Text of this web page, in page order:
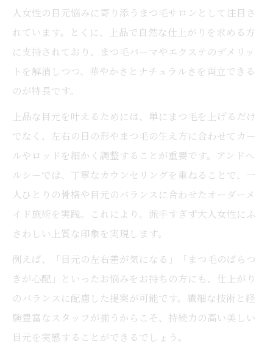
瞼のたるみや左右差に合わせたケア方法を
紹介
まぶたのたるみ片目だけでも相談できる安
ナチュラルな華やかさを持続する方法とは
アンドヘルシーで持続力あるナチュラルな
仕上がりへ
自まつ毛との差が少ない上品な目元づくり
の極意
逆さまつ毛と下がりまつ毛も華やかさ長持
ち
まぶたのたるみに合う自然な目元を叶える
人女性の目元悩みに寄り添うまつ毛サロンとして注目さ
れています。とくに、上品で自然な仕上がりを求める方
に支持されており、まつ毛パーマやエクステのデメリッ
トを解消しつつ、華やかさとナチュラルさを両立できる
のが特長です。
上品な目元を叶えるためには、単にまつ毛を上げるだけ
でなく、左右の目の形やまつ毛の生え方に合わせてカー
ルやロッドを細かく調整することが重要です。アンドヘ
ルシーでは、丁寧なカウンセリングを重ねることで、一
人ひとりの骨格や目元のバランスに合わせたオーダーメ
イド施術を実践。これにより、派手すぎず大人女性にふ
さわしい上質な印象を実現します。
例えば、「目元の左右差が気になる」「まつ毛のばらつ
きが心配」といったお悩みをお持ちの方にも、仕上がり
のバランスに配慮した提案が可能です。繊細な技術と経
験豊富なスタッフが揃うからこそ、持続力の高い美しい
目元を実感することができるでしょう。